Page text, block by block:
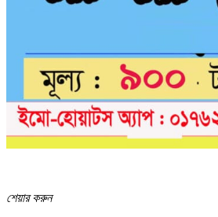
শেয়ার করুন